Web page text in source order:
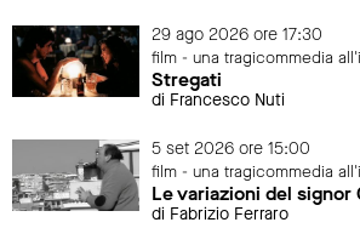
29 ago 2026 ore 17:30
film - una tragicommedia
Stregati
di Francesco Nuti
5 set 2026 ore 15:00
film - una tragicommedia
Le variazioni del signor
di Fabrizio Ferraro